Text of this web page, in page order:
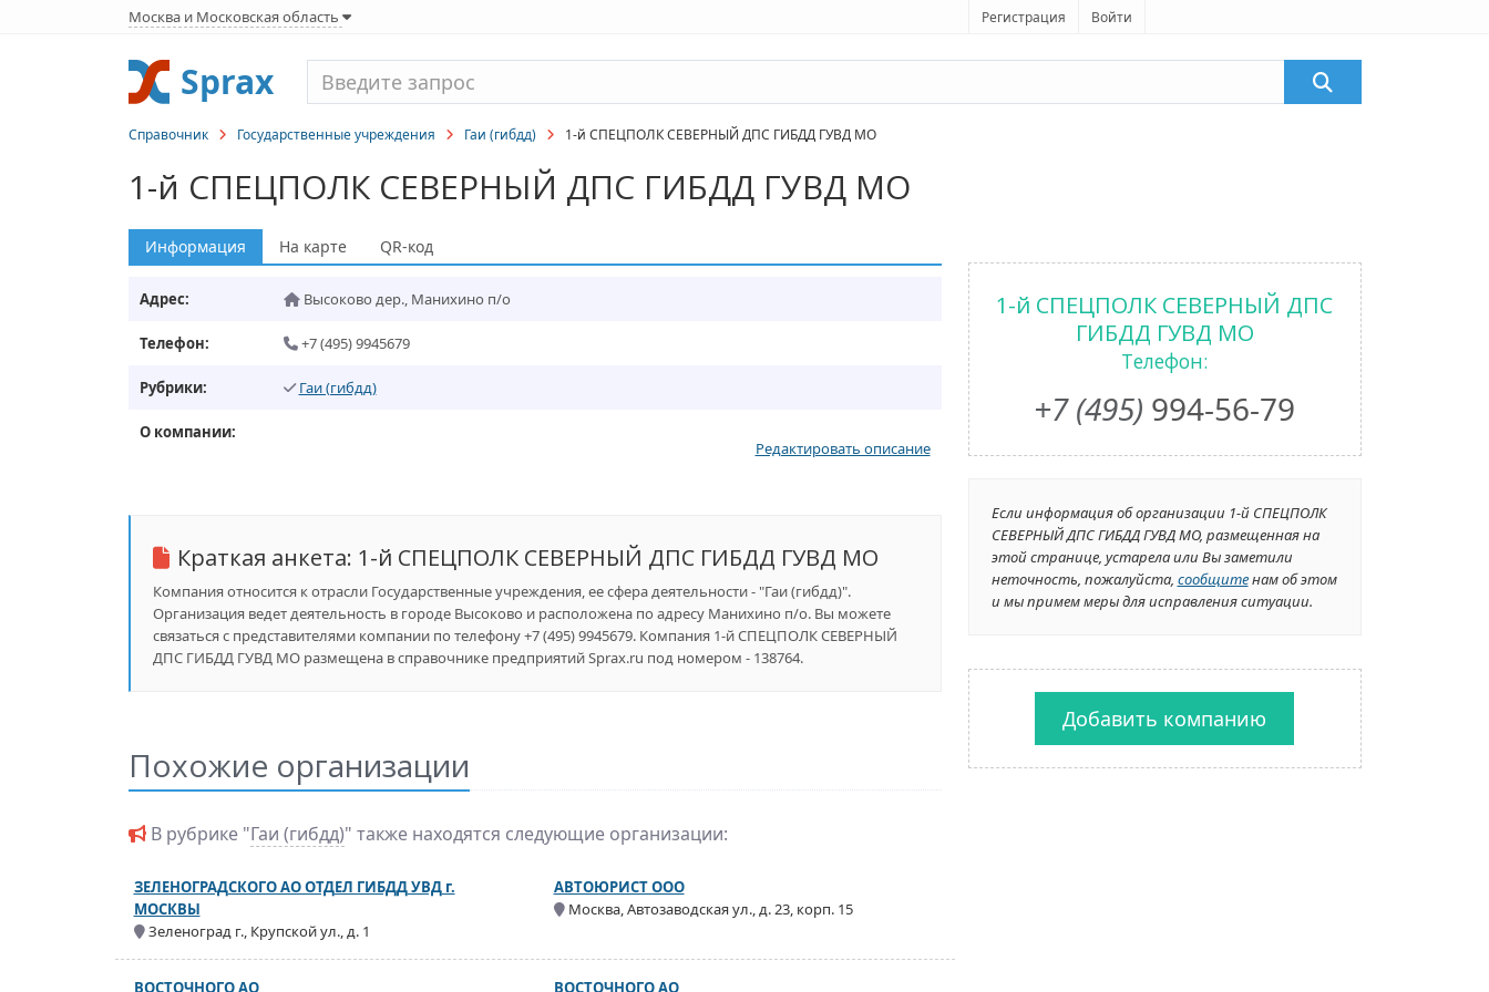
Москва и Московская область Регистрация Войти
Sprax
Справочник Государственные учреждения Гаи (гибдд) 1-й СПЕЦПОЛК СЕВЕРНЫЙ ДПС ГИБДД ГУВД МО
1-й СПЕЦПОЛК СЕВЕРНЫЙ ДПС ГИБДД ГУВД МО
Информация На карте QR-код
Адрес: Высоково дер., Манихино п/о
Телефон: +7 (495) 9945679
Рубрики: Гаи (гибдд)
О компании:
Редактировать описание
Краткая анкета: 1-й СПЕЦПОЛК СЕВЕРНЫЙ ДПС ГИБДД ГУВД МО
Компания относится к отрасли Государственные учреждения, ее сфера деятельности - "Гаи (гибдд)".
Организация ведет деятельность в городе Высоково и расположена по адресу Манихино п/о. Вы можете
связаться с представителями компании по телефону +7 (495) 9945679. Компания 1-й СПЕЦПОЛК СЕВЕРНЫЙ
ДПС ГИБДД ГУВД МО размещена в справочнике предприятий Sprax.ru под номером - 138764.
Похожие организации
В рубрике "Гаи (гибдд)" также находятся следующие организации:
ЗЕЛЕНОГРАДСКОГО АО ОТДЕЛ ГИБДД УВД г.
МОСКВЫ
Зеленоград г., Крупской ул., д. 1
АВТОЮРИСТ ООО
Москва, Автозаводская ул., д. 23, корп. 15
ВОСТОЧНОГО АО ВОСТОЧНОГО АО
1-й СПЕЦПОЛК СЕВЕРНЫЙ ДПС
ГИБДД ГУВД МО
Телефон:
+7 (495) 994-56-79
Если информация об организации 1-й СПЕЦПОЛК
СЕВЕРНЫЙ ДПС ГИБДД ГУВД МО, размещенная на
этой странице, устарела или Вы заметили
неточность, пожалуйста, сообщитенам об этом
и мы примем меры для исправления ситуации.
Добавить компанию